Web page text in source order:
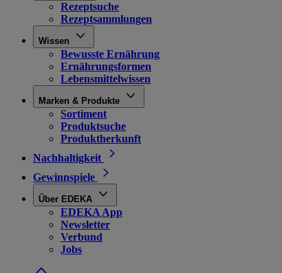
Rezeptsuche
Rezeptsammlungen
Wissen
Bewusste Ernährung
Ernährungsformen
Lebensmittelwissen
Marken & Produkte
Sortiment
Produktsuche
Produktherkunft
Nachhaltigkeit
Gewinnspiele
Über EDEKA
EDEKA App
Newsletter
Verbund
Jobs